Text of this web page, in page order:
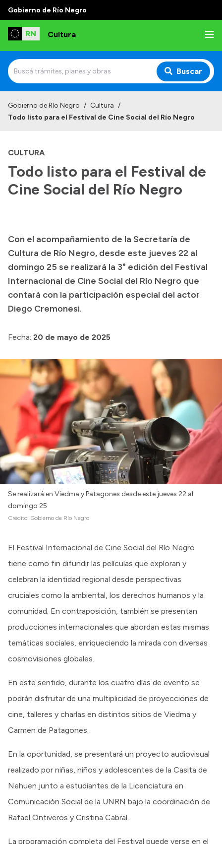
Gobierno de Río Negro
Cultura
Buscar
Delegaciones
Normativa
Transparencia
Presupuesto
Boletín Oficial
Compras y licitaciones
Consulta de expedientes
Convocatorias
Login
Gobierno de Río Negro / Cultura /
Todo listo para el Festival de Cine Social del Río Negro
CULTURA
Todo listo para el Festival de
Cine Social del Río Negro
Con el acompañamiento de la Secretaría de
Cultura de Río Negro, desde este jueves 22 al
domingo 25 se realizará la 3° edición del Festival
Internacional de Cine Social del Río Negro que
contará con la participación especial del actor
Diego Cremonesi.
Fecha: 20 de mayo de 2025
Se realizará en Viedma y Patagones desde este jueves 22 al
domingo 25
Crédito: Gobierno de Río Negro
El Festival Internacional de Cine Social del Río Negro
tiene como fin difundir las películas que exploran y
celebran la identidad regional desde perspectivas
cruciales como la ambiental, los derechos humanos y la
comunidad. En contraposición, también se presentan
producciones internacionales que abordan estas mismas
temáticas sociales, enriqueciendo la mirada con diversas
cosmovisiones globales.
En este sentido, durante los cuatro días de evento se
podrán disfrutar de una multiplicidad de proyecciones de
cine, talleres y charlas en distintos sitios de Viedma y
Carmen de Patagones.
En la oportunidad, se presentará un proyecto audiovisual
realizado por niñas, niños y adolescentes de la Casita de
Nehuen junto a estudiantes de la Licenciatura en
Comunicación Social de la UNRN bajo la coordinación de
Rafael Ontiveros y Cristina Cabral.
La programación completa del Festival puede verse en el